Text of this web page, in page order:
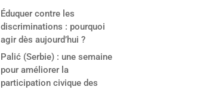
Éduquer contre les
discriminations : pourquoi
agir dès aujourd’hui ?
Palić (Serbie) : une semaine
pour améliorer la
participation civique des